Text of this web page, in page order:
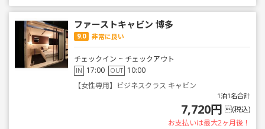
ファーストキャビン 博多
9.0 非常に良い
チェックイン ~ チェックアウト
IN 17:00 OUT 10:00
【女性専用】ビジネスクラス キャビン
1泊1名合計
7,720円 (税込)
お支払いは最大2ヶ月後！